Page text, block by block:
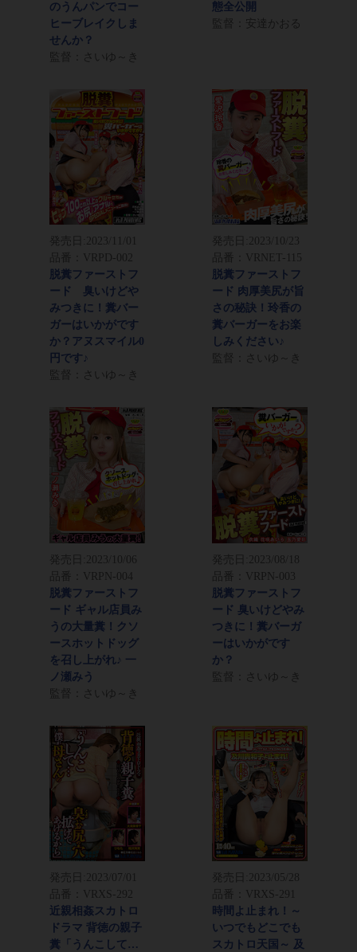
のうんパンでコー
ヒーブレイクしま
せんか？
監督：さいゆ～き
態全公開
監督：安達かおる
発売日: 2023/11/01
品番：VRPD-002
脱糞ファーストフ
ード 臭いけどや
みつきに！糞バー
ガーはいかがです
か？アヌスマイル0
円です♪
監督：さいゆ～き
発売日: 2023/10/23
品番：VRNET-115
脱糞ファーストフ
ード 肉厚美尻が旨
さの秘訣！玲香の
糞バーガーをお楽
しみください♪
監督：さいゆ～き
発売日:
2023/10/06
品番：VRPN-004
脱糞ファーストフ
ード ギャル店員み
うの大量糞！クソ
ースホットドッグ
を召し上がれ♪ 一
ノ瀬みう
監督：さいゆ～き
発売日:
2023/08/18
品番：VRPN-003
脱糞ファーストフ
ード 臭いけどやみ
つきに！糞バーガ
ーはいかがです
か？
監督：さいゆ～き
発売日: 2023/07/01
品番：VRXS-292
近親相姦スカトロ
ドラマ 背徳の親子
糞「うんこして…
発売日: 2023/05/28
品番：VRXS-291
時間よ止まれ！～
いつでもどこでも
スカトロ天国～ 及